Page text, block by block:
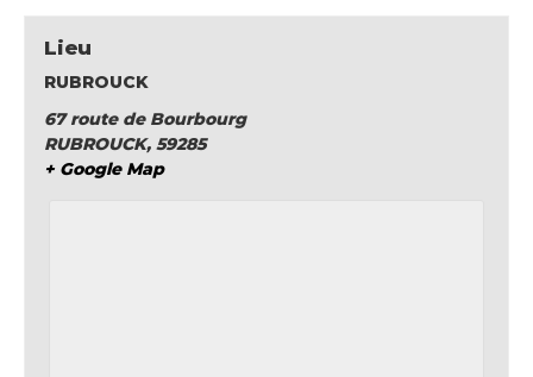
Lieu
RUBROUCK
67 route de Bourbourg
RUBROUCK, 59285
+ Google Map